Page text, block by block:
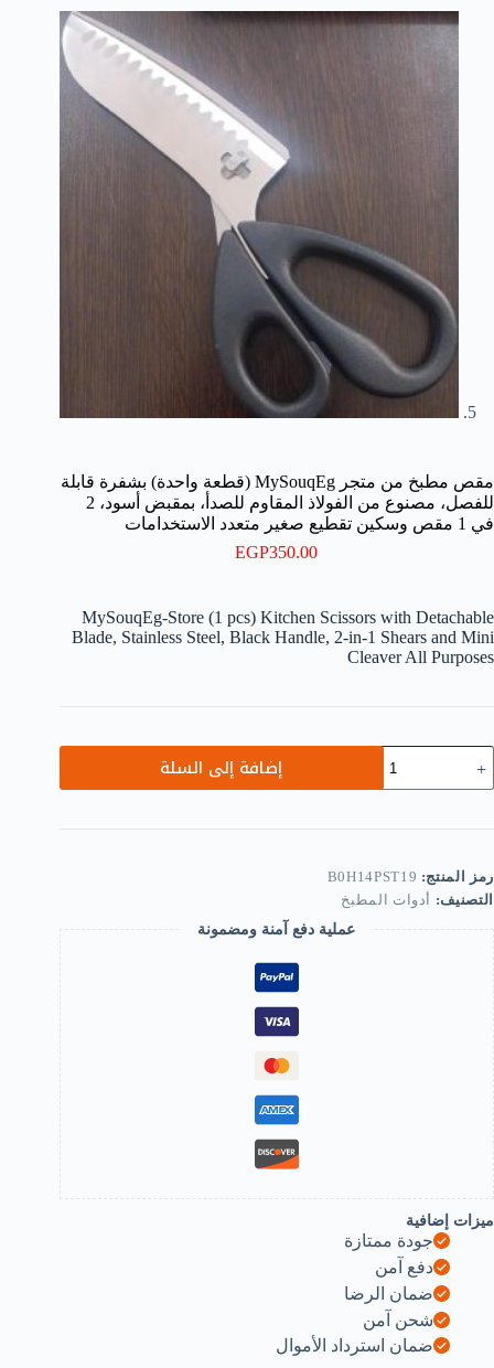
مقص مطبخ من متجر MySouqEg (قطعة واحدة) بشفرة قابلة
للفصل، مصنوع من الفولاذ المقاوم للصدأ، بمقبض أسود، 2
في 1 مقص وسكين تقطيع صغير متعدد الاستخدامات
EGP350.00
MySouqEg-Store (1 pcs) Kitchen Scissors with Detachable
Blade, Stainless Steel, Black Handle, 2-in-1 Shears and Mini
Cleaver All Purposes
مقص
مطبخ
متجر
(قطعة
واحدة)
بشفرة
قابلة
للفصل،
مصنوع
من
الفولاذ
المقاوم
للصدأ،
بمقبض
أسود،
2
في
1
مقص
وسكين
تقطيع
صغير
الاستخدامات
إضافة إلى السلة
رمز المنتج: B0H14PST19
التصنيف: أدوات المطبخ
عملية دفع آمنة ومضمونة
ميزات إضافية
جودة ممتازة
دفع آمن
ضمان الرضا
شحن آمن
ضمان استرداد الأموال